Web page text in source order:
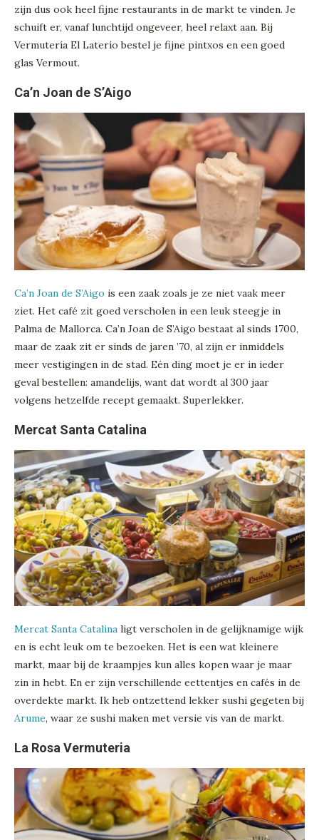
zijn dus ook heel fijne restaurants in de markt te vinden. Je
schuift er, vanaf lunchtijd ongeveer, heel relaxt aan. Bij
Vermutería El Laterío bestel je fijne pintxos en een goed
glas Vermout.
Ca’n Joan de S’Aigo
Ca’n Joan de S’Aigo is een zaak zoals je ze niet vaak meer
ziet. Het café zit goed verscholen in een leuk steegje in
Palma de Mallorca. Ca’n Joan de S’Aigo bestaat al sinds 1700,
maar de zaak zit er sinds de jaren ’70, al zijn er inmiddels
meer vestigingen in de stad. Eén ding moet je er in ieder
geval bestellen: amandelijs, want dat wordt al 300 jaar
volgens hetzelfde recept gemaakt. Superlekker.
Mercat Santa Catalina
Mercat Santa Catalina ligt verscholen in de gelijknamige wijk
en is echt leuk om te bezoeken. Het is een wat kleinere
markt, maar bij de kraampjes kun alles kopen waar je maar
zin in hebt. En er zijn verschillende eettentjes en cafés in de
overdekte markt. Ik heb ontzettend lekker sushi gegeten bij
Arume, waar ze sushi maken met versie vis van de markt.
La Rosa Vermuteria